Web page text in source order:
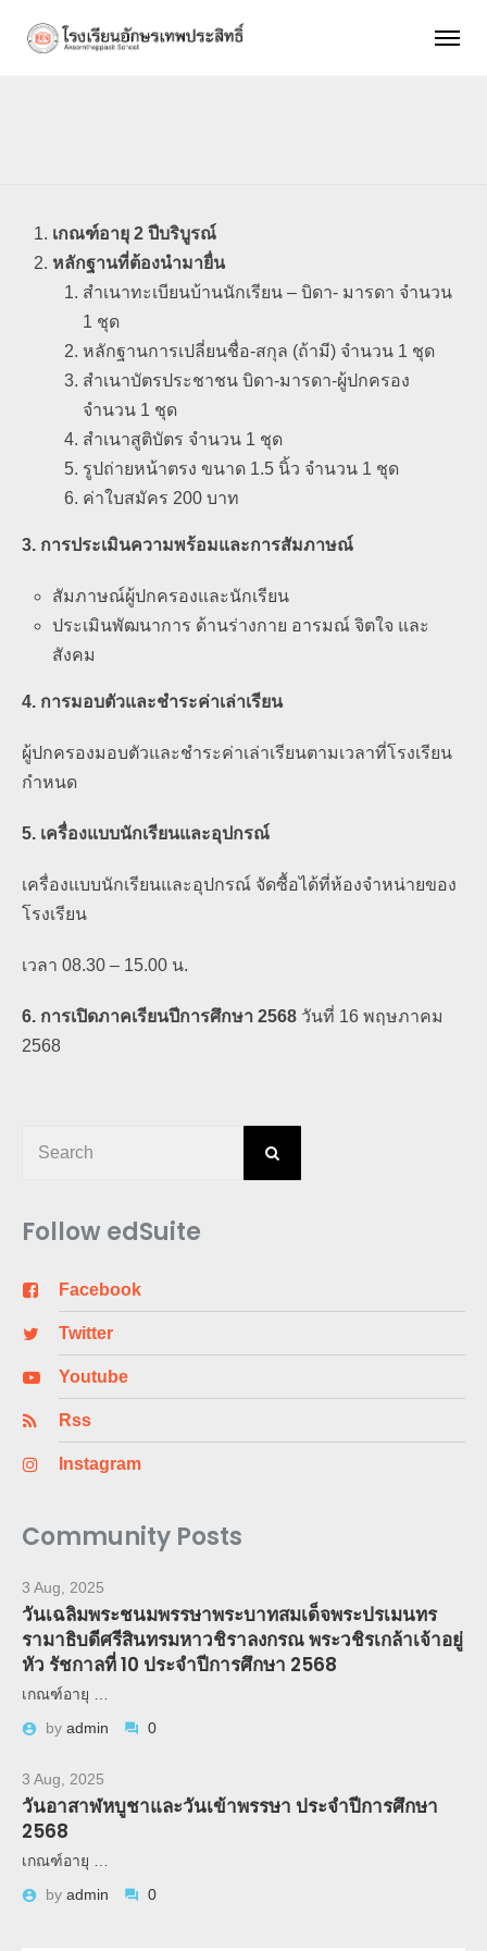
เกณฑ์อายุ 2 ปีบริบูรณ์
หลักฐานที่ต้องนำมายื่น
สำเนาทะเบียนบ้านนักเรียน – บิดา- มารดา จำนวน
1 ชุด
หลักฐานการเปลี่ยนชื่อ-สกุล (ถ้ามี) จำนวน 1 ชุด
สำเนาบัตรประชาชน บิดา-มารดา-ผู้ปกครอง
จำนวน 1 ชุด
สำเนาสูติบัตร จำนวน 1 ชุด
รูปถ่ายหน้าตรง ขนาด 1.5 นิ้ว จำนวน 1 ชุด
ค่าใบสมัคร 200 บาท
3. การประเมินความพร้อมและการสัมภาษณ์
สัมภาษณ์ผู้ปกครองและนักเรียน
ประเมินพัฒนาการ ด้านร่างกาย อารมณ์ จิตใจ และ
สังคม
4. การมอบตัวและชำระค่าเล่าเรียน
ผู้ปกครองมอบตัวและชำระค่าเล่าเรียนตามเวลาที่โรงเรียน
กำหนด
5. เครื่องแบบนักเรียนและอุปกรณ์
เครื่องแบบนักเรียนและอุปกรณ์ จัดซื้อได้ที่ห้องจำหน่ายของ
โรงเรียน
เวลา 08.30 – 15.00 น.
6. การเปิดภาคเรียนปีการศึกษา 2568 วันที่ 16 พฤษภาคม
2568
Follow edSuite
Facebook
Twitter
Youtube
Rss
Instagram
Community Posts
3 Aug, 2025
วันเฉลิมพระชนมพรรษาพระบาทสมเด็จพระปรเมนทร
รามาธิบดีศรีสินทรมหาวชิราลงกรณ พระวชิรเกล้าเจ้าอยู่
หัว รัชกาลที่ 10 ประจำปีการศึกษา 2568
เกณฑ์อายุ …
by admin 0
3 Aug, 2025
วันอาสาฬหบูชาและวันเข้าพรรษา ประจำปีการศึกษา
2568
เกณฑ์อายุ …
by admin 0